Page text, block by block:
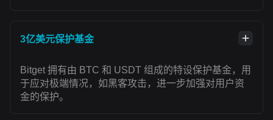
3亿美元保护基金
Bitget 拥有由 BTC 和 USDT 组成的特设保护基金，用
于应对极端情况，如黑客攻击，进一步加强对用户资
金的保护。